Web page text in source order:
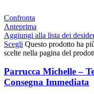
Confronta
Anteprima
Aggiungi alla lista dei
Scegli Questo prodotto ha
scelte nella pagina del
Parrucca Michelle –
Consegna Immediata